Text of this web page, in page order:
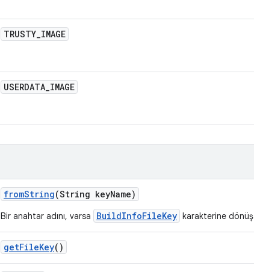
TRUSTY_IMAGE
USERDATA_IMAGE
fromString(String keyName)
Bir anahtar adını, varsa BuildInfoFileKey karakterine
getFileKey()